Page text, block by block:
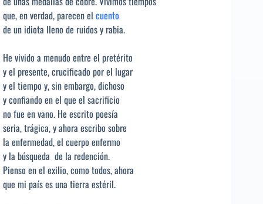
que, en verdad, parecen el cuento
de un idiota lleno de ruidos y rabia.
He vivido a menudo entre el pretérito
y el presente, crucificado por el lugar
y el tiempo y, sin embargo, dichoso
y confiando en el que el sacrificio
no fue en vano. He escrito poesía
seria, trágica, y ahora escribo sobre
la enfermedad, el cuerpo enfermo
y la búsqueda de la redención.
Pienso en el exilio, como todos, ahora
que mi país es una tierra estéril.